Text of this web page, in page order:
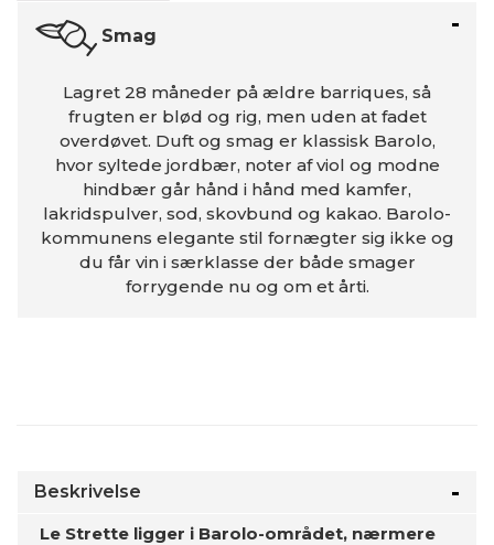
Smag
Lagret 28 måneder på ældre barriques, så
frugten er blød og rig, men uden at fadet
overdøvet. Duft og smag er klassisk Barolo,
hvor syltede jordbær, noter af viol og modne
hindbær går hånd i hånd med kamfer,
lakridspulver, sod, skovbund og kakao. Barolo-
kommunens elegante stil fornægter sig ikke og
du får vin i særklasse der både smager
forrygende nu og om et årti.
Beskrivelse
Le Strette ligger i Barolo-området, nærmere